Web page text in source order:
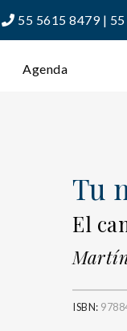
55 5615 8479 |
Agenda
Tu
El
ISBN: